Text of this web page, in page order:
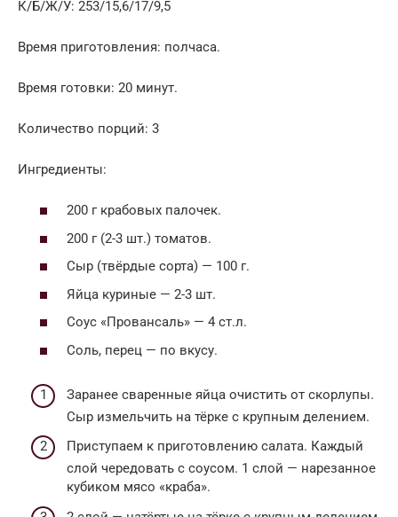
К/Б/Ж/У: 253/15,6/17/9,5
Время приготовления: полчаса.
Время готовки: 20 минут.
Количество порций: 3
Ингредиенты:
200 г крабовых палочек.
200 г (2-3 шт.) томатов.
Сыр (твёрдые сорта) — 100 г.
Яйца куриные — 2-3 шт.
Соус «Провансаль» — 4 ст.л.
Соль, перец — по вкусу.
Заранее сваренные яйца очистить от скорлупы.
Сыр измельчить на тёрке с крупным делением.
Приступаем к приготовлению салата. Каждый
слой чередовать с соусом. 1 слой — нарезанное
кубиком мясо «краба».